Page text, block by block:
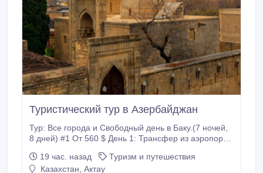
Туристический тур в Азербайджан
Тур: Все города и Свободный день в Баку.(7 ночей,
8 дней) #1 От 560 $ День 1: Трансфер из аэропорта
Старому городу День 3: Экскурсия в Гобустан и
Абшерон День 4: Экскурсия в Шамахы и Габалу
19 час. назад
Туризм и путешествия
Казахстан, Актау